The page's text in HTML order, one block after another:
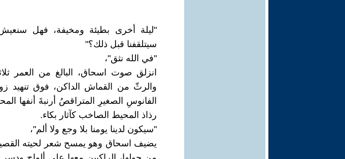
"ليلة أخرى بطيئة ومخيفة، فهل
سيتلقفنا قبل ذلك؟"
"في الله نثق"،
انزلق صوت اسحاق، البالغ من العمر
والرثّ من القماش الداكن، فوق تنهيد
الفانوسِ الصغيرِ المتراقصُ أرنبةَ أنفها
رذاذ المحيط الصاخب كآثار بكاء.
"سيكون لدينا يومنا بلا وجع ولا ألم"،
يضيف اسحاق وهو يمسح شعر لحيته